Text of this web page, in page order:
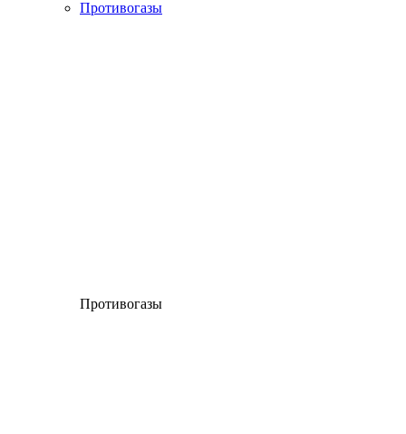
Противогазы
Противогазы